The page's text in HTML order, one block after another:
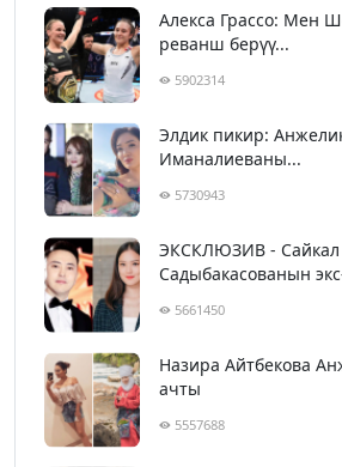
Алекса Грассо: Мен
реванш берүү...
5902314
Элдик пикир:
Иманалиеваны...
5730943
ЭКСКЛЮЗИВ - Сайкал
Садыбакасованын
5661450
Назира Айтбекова
ачты
5557688